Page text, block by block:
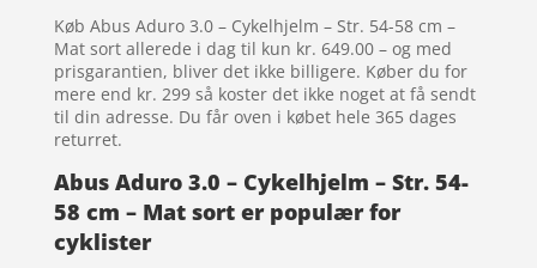
Køb Abus Aduro 3.0 – Cykelhjelm – Str. 54-58 cm –
Mat sort allerede i dag til kun kr. 649.00 – og med
prisgarantien, bliver det ikke billigere. Køber du for
mere end kr. 299 så koster det ikke noget at få sendt
til din adresse. Du får oven i købet hele 365 dages
returret.
Abus Aduro 3.0 – Cykelhjelm – Str. 54-
58 cm – Mat sort er populær for
cyklister